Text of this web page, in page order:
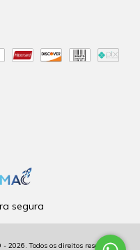
Todos os direitos reservados.